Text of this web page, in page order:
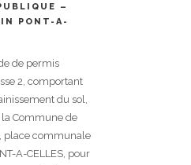
–
PONT-A-
de permis
2, comportant
du sol,
Commune de
place communale
A-CELLES, pour